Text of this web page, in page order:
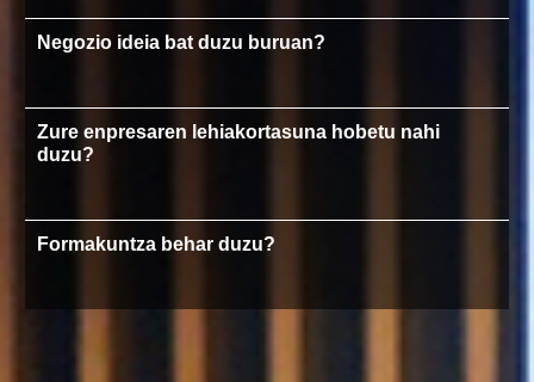
Negozio ideia bat duzu buruan?
Zure enpresaren lehiakortasuna hobetu nahi
duzu?
Formakuntza behar duzu?